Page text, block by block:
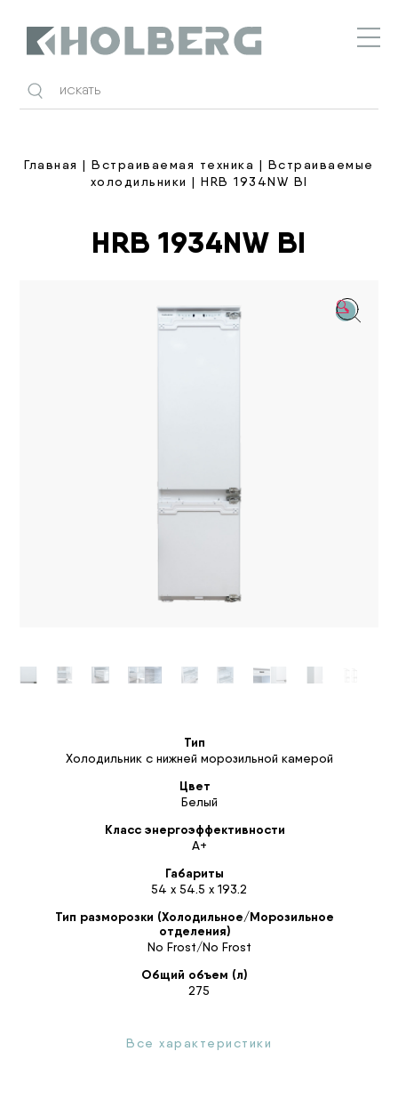
Главная |Встраиваемая техника | Встраиваемые
холодильники | HRB 1934NW BI
HRB 1934NW BI
🔍
Тип
Холодильник с нижней морозильной камерой
Цвет
Белый
Класс энергоэффективности
А+
Габариты
54 х 54.5 х 193.2
Тип разморозки (Холодильное/Морозильное
отделения)
No Frost/No Frost
Общий объем (л)
275
Все характеристики